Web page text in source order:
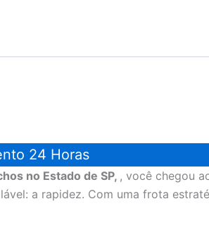
24 Horas
no Estado de SP, , você chegou
a rapidez. Com uma frota